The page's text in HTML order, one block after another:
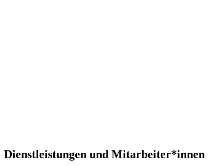
Dienstleistungen und Mitarbeiter*innen